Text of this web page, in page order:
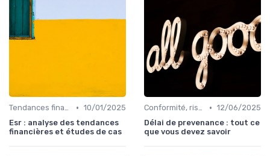
Tendances finance d’entreprise • 10/01/2025
Esr : analyse des tendances
financières et études de cas
Conformité, risques & réglementation • 12/06/2025
Délai de prevenance : tout ce
que vous devez savoir